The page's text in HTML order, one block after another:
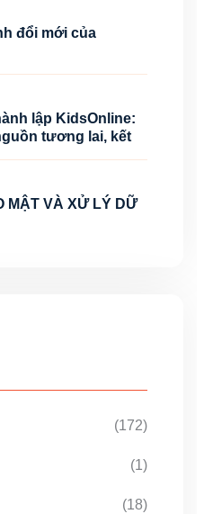
đổi mới của
lập KidsOnline:
tương lai, kết
MẬT VÀ XỬ LÝ DỮ
(172)
(1)
(18)